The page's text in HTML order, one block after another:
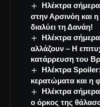
Ηλέκτρα
στην Αρσινόη και
διαλύει τη Δανάη!
Ηλέκτρα
αλλάζουν – Η
κατάρρευση του
Ηλέκτρα
κερατώματα και η
Ηλέκτρα
ο όρκος της